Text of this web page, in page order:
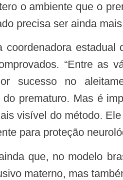
o ambiente que o
precisa ser ainda
“Entre as
sucesso no
do prematuro. Mas é
visível do método.
para proteção
materno, mas